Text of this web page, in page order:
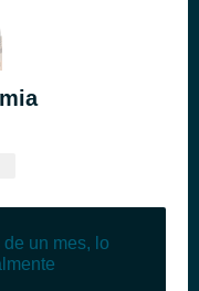
un mes, lo